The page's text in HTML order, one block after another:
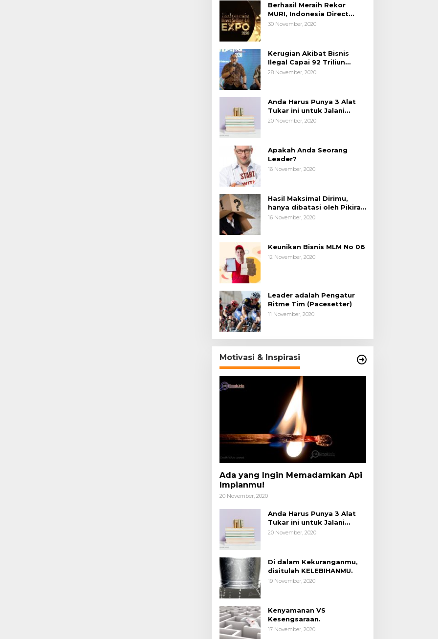
Berhasil Meraih Rekor
MURI, Indonesia Direct
Selling 4.0 Expo 2020
30 November, 2020
Kerugian Akibat Bisnis
Ilegal Capai 92 Triliun
Rupiah, AP2LI menghimbau
28 November, 2020
Anda Harus Punya 3 Alat
Tukar ini untuk Jalani
Hidup.
20 November, 2020
Apakah Anda Seorang
Leader?
16 November, 2020
Hasil Maksimal Dirimu,
hanya dibatasi oleh Pikiran
Negatif.
16 November, 2020
Keunikan Bisnis MLM No 06
12 November, 2020
Leader adalah Pengatur
Ritme Tim (Pacesetter)
11 November, 2020
Motivasi & Inspirasi
Ada yang Ingin Memadamkan Api
Impianmu!
20 November, 2020
Anda Harus Punya 3 Alat
Tukar ini untuk Jalani
Hidup.
20 November, 2020
Di dalam Kekuranganmu,
disitulah KELEBIHANMU.
19 November, 2020
Kenyamanan VS
Kesengsaraan.
17 November, 2020